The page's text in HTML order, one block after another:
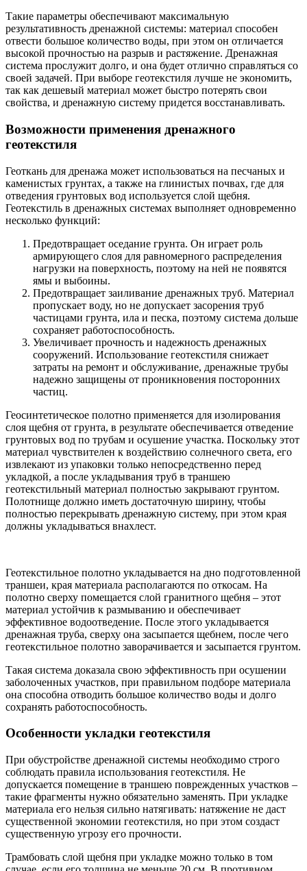
Такие параметры обеспечивают максимальную
результативность дренажной системы: материал способен
отвести большое количество воды, при этом он отличается
высокой прочностью на разрыв и растяжение. Дренажная
система прослужит долго, и она будет отлично справляться со
своей задачей. При выборе геотекстиля лучше не экономить,
так как дешевый материал может быстро потерять свои
свойства, и дренажную систему придется восстанавливать.
Возможности применения дренажного
геотекстиля
Геоткань для дренажа может использоваться на песчаных и
каменистых грунтах, а также на глинистых почвах, где для
отведения грунтовых вод используется слой щебня.
Геотекстиль в дренажных системах выполняет одновременно
несколько функций:
Предотвращает оседание грунта. Он играет роль
армирующего слоя для равномерного распределения
нагрузки на поверхность, поэтому на ней не появятся
ямы и выбоины.
Предотвращает заиливание дренажных труб. Материал
пропускает воду, но не допускает засорения труб
частицами грунта, ила и песка, поэтому система дольше
сохраняет работоспособность.
Увеличивает прочность и надежность дренажных
сооружений. Использование геотекстиля снижает
затраты на ремонт и обслуживание, дренажные трубы
надежно защищены от проникновения посторонних
частиц.
Геосинтетическое полотно применяется для изолирования
слоя щебня от грунта, в результате обеспечивается отведение
грунтовых вод по трубам и осушение участка. Поскольку этот
материал чувствителен к воздействию солнечного света, его
извлекают из упаковки только непосредственно перед
укладкой, а после укладывания труб в траншею
геотекстильный материал полностью закрывают грунтом.
Полотнище должно иметь достаточную ширину, чтобы
полностью перекрывать дренажную систему, при этом края
должны укладываться внахлест.
Геотекстильное полотно укладывается на дно подготовленной
траншеи, края материала располагаются по откосам. На
полотно сверху помещается слой гранитного щебня – этот
материал устойчив к размыванию и обеспечивает
эффективное водоотведение. После этого укладывается
дренажная труба, сверху она засыпается щебнем, после чего
геотекстильное полотно заворачивается и засыпается грунтом.
Такая система доказала свою эффективность при осушении
заболоченных участков, при правильном подборе материала
она способна отводить большое количество воды и долго
сохранять работоспособность.
Особенности укладки геотекстиля
При обустройстве дренажной системы необходимо строго
соблюдать правила использования геотекстиля. Не
допускается помещение в траншею поврежденных участков –
такие фрагменты нужно обязательно заменять. При укладке
материала его нельзя сильно натягивать: натяжение не даст
существенной экономии геотекстиля, но при этом создаст
существенную угрозу его прочности.
Трамбовать слой щебня при укладке можно только в том